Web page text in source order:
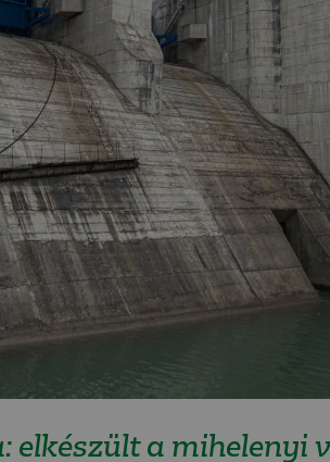
elkészült a mihelenyi